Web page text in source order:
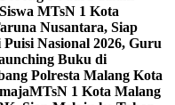
MTsN 1 Kota
Nusantara, Siap
Nasional 2026, Guru
Buku di
Polresta Malang Kota
MTsN 1 Kota Malang